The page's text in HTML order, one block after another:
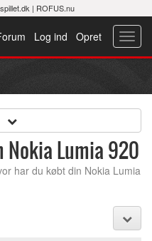
| ROFUS.nu
Opret
Log ind
Lumia 920
har du købt din Nokia Lumia